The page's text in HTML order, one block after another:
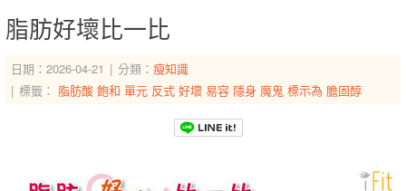
脂肪好壞比一比
日期：2026-04-21 分類： 瘦知識
標籤： 脂肪酸 飽和 單元 反式 好壞 易容 隱身 魔鬼 標示為 膽固醇